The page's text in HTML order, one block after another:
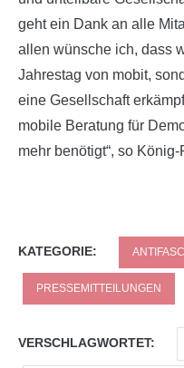
geht ein Dank an alle
allen wünsche ich, dass
Jahrestag von mobit,
eine Gesellschaft
mobile Beratung für
mehr benötigt“, so
KATEGORIE:
PRESSEMITTEILUNGEN
VERSCHLAGWORTET: